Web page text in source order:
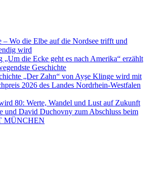
– Wo die Elbe auf die Nordsee trifft und
wird
„Um die Ecke geht es nach Amerika“ erzählt
Geschichte
„Der Zahn“ von Ayşe Klinge wird mit
2026 des Landes Nordrhein-Westfalen
80: Werte, Wandel und Lust auf Zukunft
und David Duchovny zum Abschluss beim
MÜNCHEN